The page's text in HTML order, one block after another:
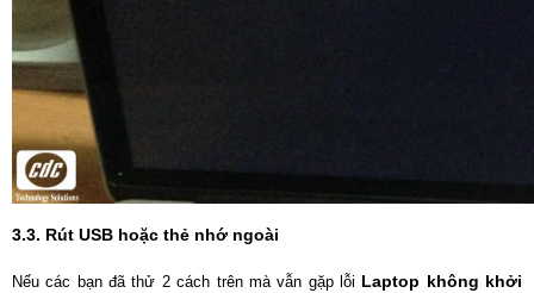
3.3. Rút USB hoặc thẻ nhớ ngoài
Nếu các bạn đã thử 2 cách trên mà vẫn gặp lỗi Laptop không khởi